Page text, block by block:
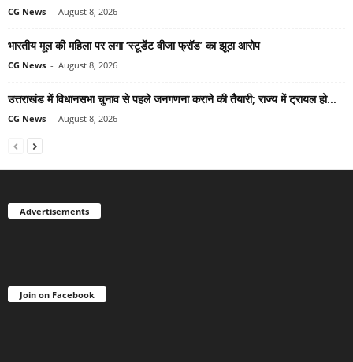
CG News - August 8, 2026
भारतीय मूल की महिला पर लगा ‘स्टूडेंट वीजा फ्रॉड’ का झूठा आरोप
CG News - August 8, 2026
उत्तराखंड में विधानसभा चुनाव से पहले जनगणना कराने की तैयारी; राज्य में ट्रायल हो...
CG News - August 8, 2026
Advertisements
Join on Facebook